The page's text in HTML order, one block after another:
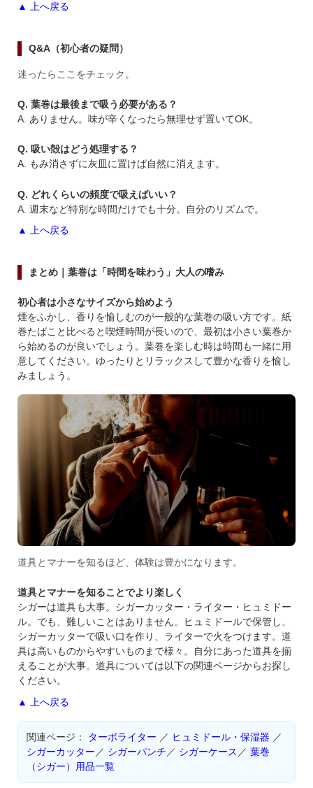
▲ 上へ戻る
Q&A（初心者の疑問）
迷ったらここをチェック。
Q. 葉巻は最後まで吸う必要がある？
A. ありません。味が辛くなったら無理せず置いてOK。
Q. 吸い殻はどう処理する？
A. もみ消さずに灰皿に置けば自然に消えます。
Q. どれくらいの頻度で吸えばいい？
A. 週末など特別な時間だけでも十分。自分のリズムで。
▲ 上へ戻る
まとめ｜葉巻は「時間を味わう」大人の嗜み
初心者は小さなサイズから始めよう
煙をふかし、香りを愉しむのが一般的な葉巻の吸い方です。紙
巻たばこと比べると喫煙時間が長いので、最初は小さい葉巻か
ら始めるのが良いでしょう。葉巻を楽しむ時は時間も一緒に用
意してください。ゆったりとリラックスして豊かな香りを愉し
みましょう。
道具とマナーを知るほど、体験は豊かになります。
道具とマナーを知ることでより楽しく
シガーは道具も大事。シガーカッター・ライター・ヒュミドー
ル。でも、難しいことはありません。ヒュミドールで保管し、
シガーカッターで吸い口を作り、ライターで火をつけます。道
具は高いものからやすいものまで様々。自分にあった道具を揃
えることが大事。道具については以下の関連ページからお探し
ください。
▲ 上へ戻る
関連ページ： ターボライター ／ ヒュミドール・保湿器 ／
シガーカッター ／ シガーパンチ ／ シガーケース ／ 葉巻
（シガー）用品一覧